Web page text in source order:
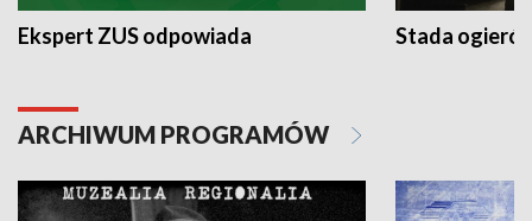
Ekspert ZUS odpowiada Stada
ARCHIWUM PROGRAMÓW